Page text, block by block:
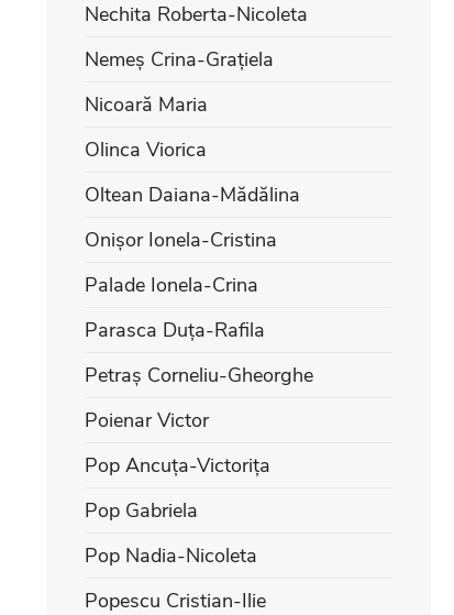
Nechita Roberta-Nicoleta
Nemeș Crina-Grațiela
Nicoară Maria
Olinca Viorica
Oltean Daiana-Mădălina
Onișor Ionela-Cristina
Palade Ionela-Crina
Parasca Duța-Rafila
Petraș Corneliu-Gheorghe
Poienar Victor
Pop Ancuța-Victorița
Pop Gabriela
Pop Nadia-Nicoleta
Popescu Cristian-Ilie